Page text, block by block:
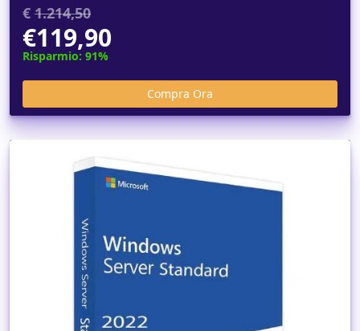
€ 1.214,50
€119,90
Risparmio: 91%